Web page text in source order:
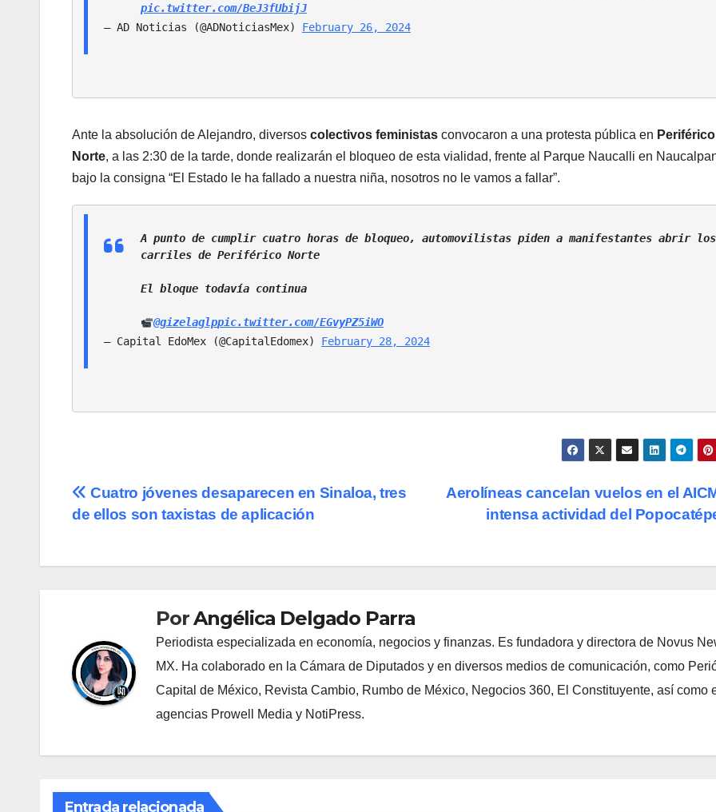
pic.twitter.com/BeJ3fUbijJ
— AD Noticias (@ADNoticiasMex) February 26, 2024
Ante la absolución de Alejandro, diversos colectivos feministas convocaron a una protesta pública en Periférico
Norte, a las 2:30 de la tarde, donde realizarán el bloqueo de esta vialidad, frente al Parque Naucalli en
bajo la consigna “El Estado le ha fallado a nuestra niña, nosotros no le vamos a fallar”.
A punto de cumplir cuatro horas de bloqueo, automovilistas piden a manifestantes abrir los
carriles de Periférico Norte
El bloque todavía continua
@gizelaglppic.twitter.com/EGvyPZ5iWO
— Capital EdoMex (@CapitalEdomex) February 28, 2024
Navegación
entradas
Aerolíneas cancelan vuelos en el
intensa actividad del
Cuatro jóvenes desaparecen en Sinaloa, tres
de ellos son taxistas de aplicación
PorAngélica Delgado Parra
Periodista especializada en economía, negocios y finanzas. Es fundadora y directora de Novus
MX. Ha colaborado en la Cámara de Diputados y en diversos medios de comunicación, como
Capital de México, Revista Cambio, Rumbo de México, Negocios 360, El Constituyente, así como
agencias Prowell Media y NotiPress.
Entrada relacionada